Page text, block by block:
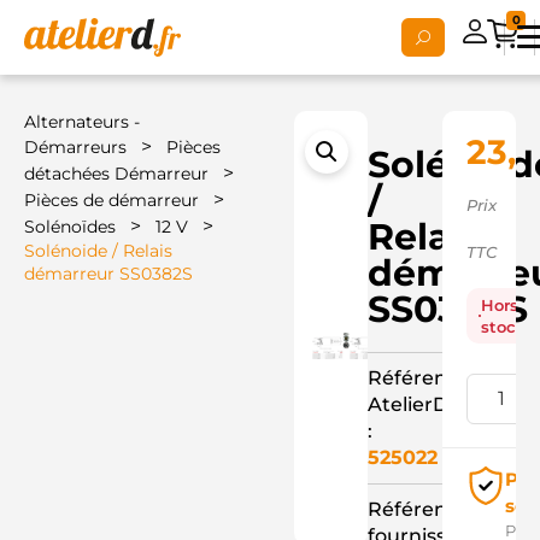
0
Alternateurs -
Démarreurs
>
Pièces
détachées Démarreur
>
Pièces de démarreur >
Solénoïdes > 12 V >
Solénoide / Relais
démarreur SS0382S
/
Relais
SS0382S
Référence
AtelierD
:
525022
Référence
Prix
TTC
Hors
stock